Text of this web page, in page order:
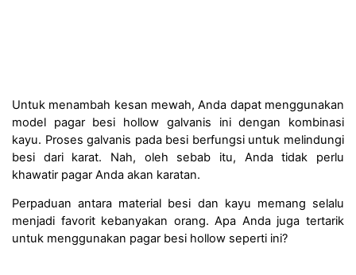
Untuk menambah kesan mewah, Anda dapat menggunakan
model pagar besi hollow galvanis ini dengan kombinasi
kayu. Proses galvanis pada besi berfungsi untuk melindungi
besi dari karat. Nah, oleh sebab itu, Anda tidak perlu
khawatir pagar Anda akan karatan.
Perpaduan antara material besi dan kayu memang selalu
menjadi favorit kebanyakan orang. Apa Anda juga tertarik
untuk menggunakan pagar besi hollow seperti ini?